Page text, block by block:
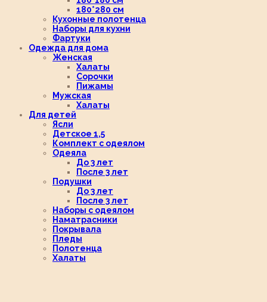
180*280 см
Кухонные полотенца
Наборы для кухни
Фартуки
Одежда для дома
Женская
Халаты
Сорочки
Пижамы
Мужская
Халаты
Для детей
Ясли
Детское 1,5
Комплект с одеялом
Одеяла
До 3 лет
После 3 лет
Подушки
До 3 лет
После 3 лет
Наборы с одеялом
Наматрасники
Покрывала
Пледы
Полотенца
Халаты